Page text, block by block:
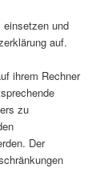
einsetzen und
auf.
ihrem Rechner
zu
Der